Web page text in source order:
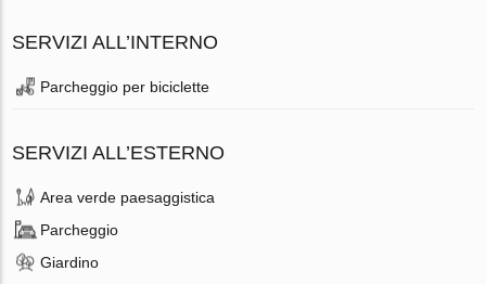
SERVIZI ALL’INTERNO
Parcheggio per biciclette
SERVIZI ALL’ESTERNO
Area verde paesaggistica
Parcheggio
Giardino